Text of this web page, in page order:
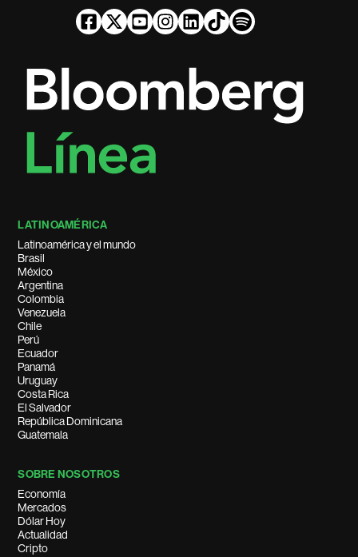
LATINOAMÉRICA
Latinoamérica y el mundo
Brasil
México
Argentina
Colombia
Venezuela
Chile
Perú
Ecuador
Panamá
Uruguay
Costa Rica
El Salvador
República Dominicana
Guatemala
SOBRE NOSOTROS
Economía
Mercados
Dólar Hoy
Actualidad
Cripto